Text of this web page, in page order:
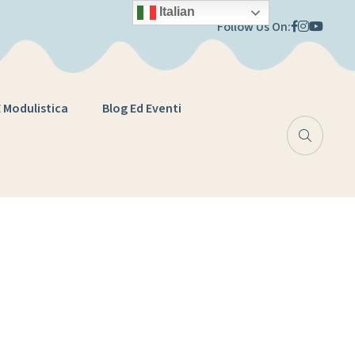
Follow Us On:
Modulistica Blog Ed Eventi
Italian